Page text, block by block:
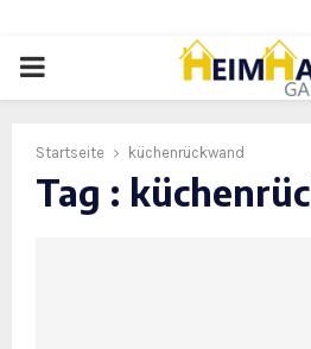
PRIMARY
Startseite küchenrückwand
Tag :